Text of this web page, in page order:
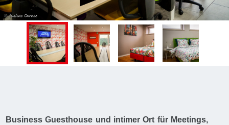
Business Guesthouse und intimer Ort für Meetings,